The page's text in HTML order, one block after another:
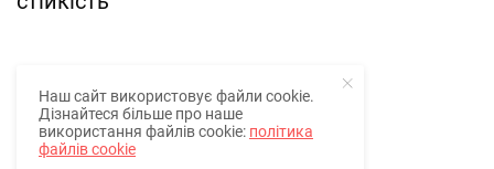
Про нас
Наша спільнота
Наш сайт використовує файли cookie.
Дізнайтеся більше про наше
використання файлів cookie: політика
файлів cookie